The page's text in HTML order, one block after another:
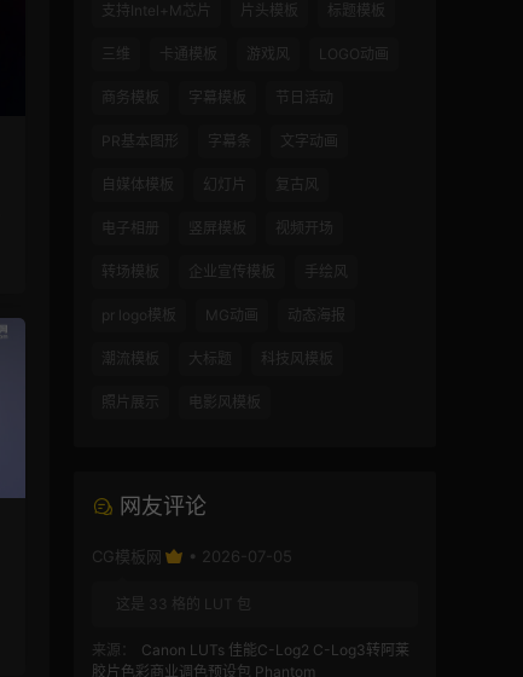
支持Intel+M芯片 片头模板 标题模板
三维 卡通模板 游戏风 LOGO动画
商务模板 字幕模板 节日活动
PR基本图形 字幕条 文字动画
自媒体模板 幻灯片 复古风
电子相册 竖屏模板 视频开场
转场模板 企业宣传模板 手绘风
pr logo模板 MG动画 动态海报
潮流模板 大标题 科技风模板
照片展示 电影风模板
网友评论
CG模板网 • 2026-07-05
这是 33 格的 LUT 包
来源：
Canon LUTs 佳能C-Log2 C-Log3转阿莱
胶片色彩商业调色预设包 Phantom